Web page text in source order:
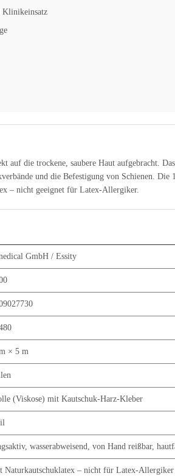
Klinikeinsatz
auf die trockene, saubere Haut aufgebracht.
und die Befestigung von Schienen.
– nicht geeignet für Latex-Allergiker.
GmbH / Essity
× 5 m
(Viskose) mit Kautschuk-Harz-Kleber
wasserabweisend, von Hand reißbar,
Naturkautschuklatex – nicht für Latex-Allergiker